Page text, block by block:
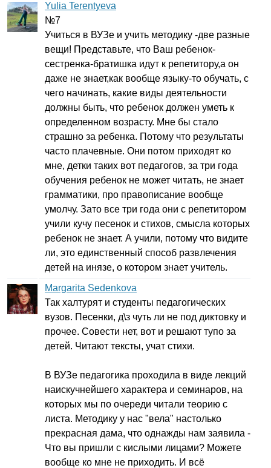
Yulia Terentyeva
№7
Учиться в ВУЗе и учить методику -две разные
вещи! Представьте, что Ваш ребенок-
сестренка-братишка идут к репетитору,а он
даже не знает,как вообще языку-то обучать, с
чего начинать, какие виды деятельности
должны быть, что ребенок должен уметь к
определенном возрасту. Мне бы стало
страшно за ребенка. Потому что результаты
часто плачевные. Они потом приходят ко
мне, детки таких вот педагогов, за три года
обучения ребенок не может читать, не знает
грамматики, про правописание вообще
умолчу. Зато все три года они с репетитором
учили кучу песенок и стихов, смысла которых
ребенок не знает. А учили, потому что видите
ли, это единственный способ развлечения
детей на инязе, о котором знает учитель.
Margarita Sedenkova
Так халтурят и студенты педагогических
вузов. Песенки, д\з чуть ли не под диктовку и
прочее. Совести нет, вот и решают тупо за
детей. Читают тексты, учат стихи.
В ВУЗе педагогика проходила в виде лекций
наискучнейшего характера и семинаров, на
которых мы по очереди читали теорию с
листа. Методику у нас "вела" настолько
прекрасная дама, что однажды нам заявила -
Что вы пришли с кислыми лицами? Можете
вообще ко мне не приходить. И всё